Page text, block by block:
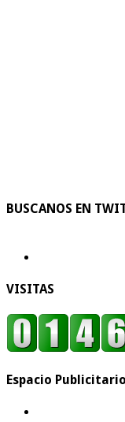
BUSCANOS EN
VISITAS
Espacio Publicitario